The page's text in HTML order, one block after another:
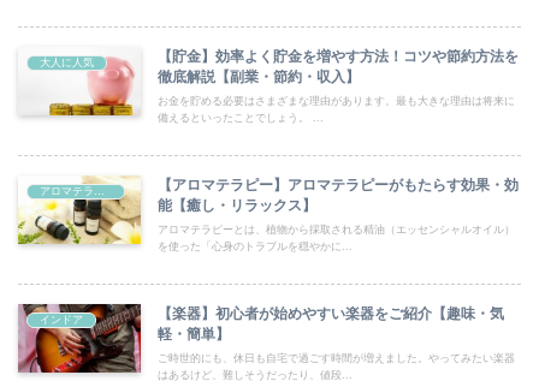
大人に人気
【貯金】効率よく貯金を増やす方法！コツや節約方法を
徹底解説【副業・節約・収入】
お金を貯める必要はさまざまな理由があります。最も大きな理由は将来に
アロマテラピー
【アロマテラピー】アロマテラピーがもたらす効果・効
能【癒し・リラックス】
アロマテラピーとは、植物から採取される精油（エッセンシャルオイル）
を使った「心身のトラブルを穏やかに...
インドア
【楽器】初心者が始めやすい楽器をご紹介【趣味・気
軽・簡単】
ご時世的にも、休日も自宅で過ごす時間が増えました。やってみたい楽器
はあるけど、難しそうだったり、値段...